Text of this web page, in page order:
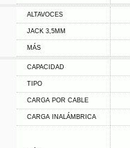
ALTAVOCES
JACK 3,5MM
MÁS
CAPACIDAD
TIPO
CARGA POR CABLE
CARGA INALÁMBRICA